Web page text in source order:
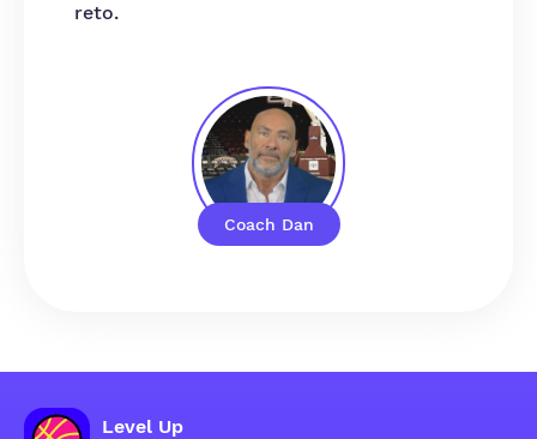
Coach Dan
reto.
Level Up